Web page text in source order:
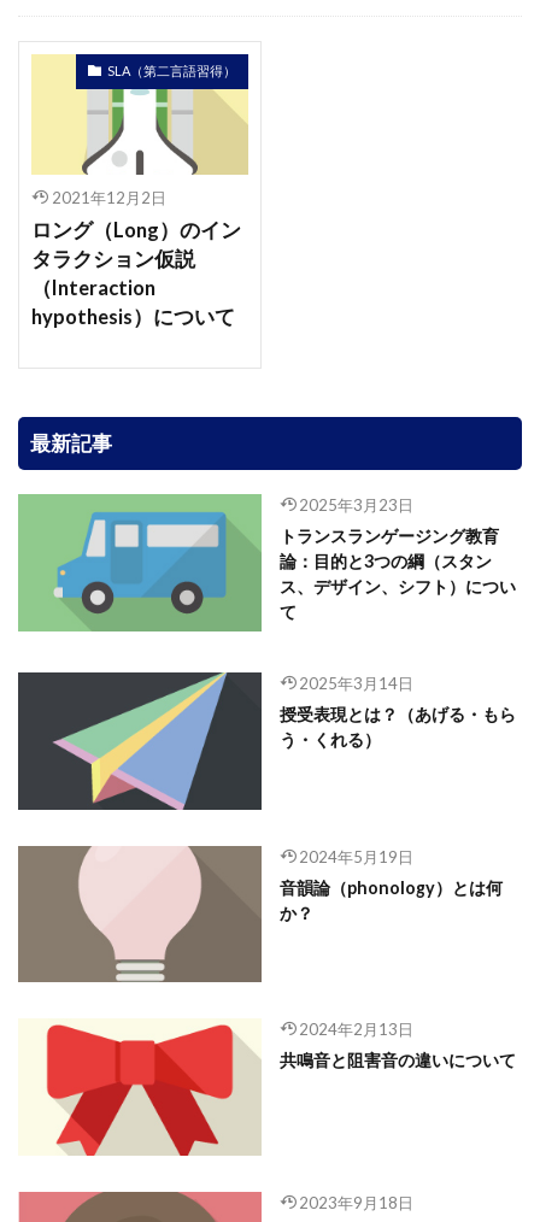
SLA（第二言語習得）
2021年12月2日
ロング（Long）のイン
タラクション仮説
（Interaction
hypothesis）について
最新記事
2025年3月23日
トランスランゲージング教育
論：目的と3つの綱（スタン
ス、デザイン、シフト）につい
て
2025年3月14日
授受表現とは？（あげる・もら
う・くれる）
2024年5月19日
音韻論（phonology）とは何
か？
2024年2月13日
共鳴音と阻害音の違いについて
2023年9月18日